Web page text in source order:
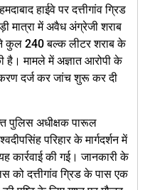
हाईवे पर दत्तीगांव ग्रिड
मात्रा में अवैध अंग्रेजी शराब
ने कुल 240 बल्क लीटर शराब के
मामले में अज्ञात आरोपी के
दर्ज कर जांच शुरू कर दी
पुलिस अधीक्षक पारूल
परिहार के मार्गदर्शन में
कार्रवाई की गई। जानकारी के
को दत्तीगांव ग्रिड के पास एक